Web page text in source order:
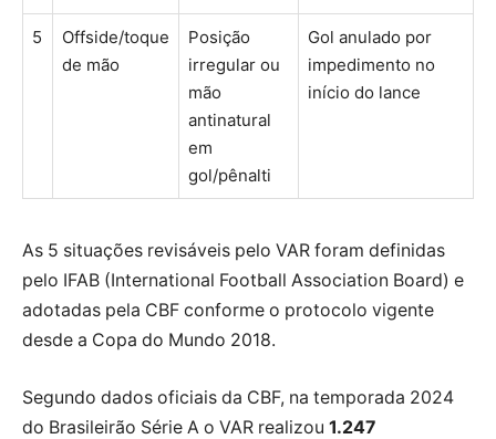
5
Offside/toque
de mão
Posição
irregular ou
mão
antinatural
em
gol/pênalti
Gol anulado por
impedimento no
início do lance
As 5 situações revisáveis pelo VAR foram definidas
pelo IFAB (International Football Association Board) e
adotadas pela CBF conforme o protocolo vigente
desde a Copa do Mundo 2018.
Segundo dados oficiais da CBF, na temporada 2024
do Brasileirão Série A o VAR realizou 1.247